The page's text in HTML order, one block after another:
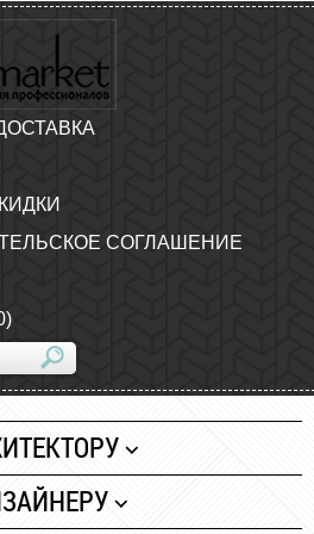
СОГЛАШЕНИЕ
)
Бумага